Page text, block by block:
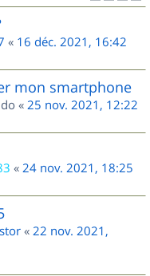
« 16 déc. 2021, 16:42
mon smartphone
« 25 nov. 2021, 12:22
« 24 nov. 2021, 18:25
« 22 nov. 2021,